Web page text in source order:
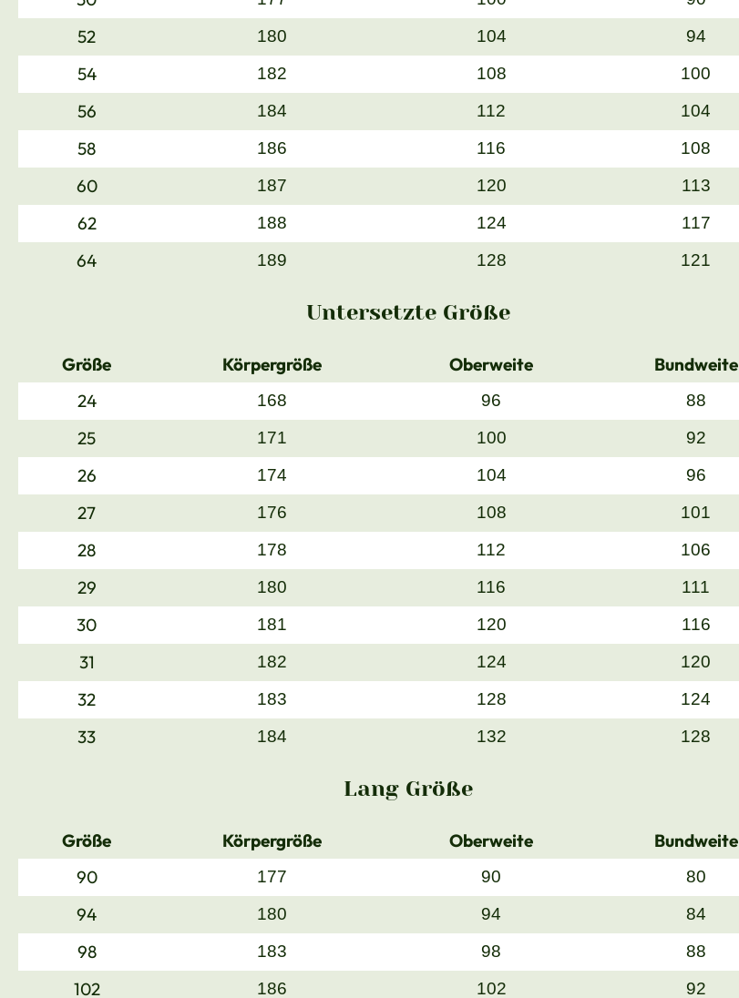
52 180 104 94
54 182 108 100
56 184 112 104
58 186 116 108
60 187 120 113
62 188 124 117
64 189 128 121
Untersetzte Größe
Größe Körpergröße Oberweite
Bundweite
24
168 96 88
25 171 100 92
26 174 104 96
27 176 108 101
28 178 112 106
29 180 116 111
30 181 120 116
31 182 124 120
32 183 128 124
33 184 132 128
Lang Größe
Größe Körpergröße Oberweite
Bundweite
90
177 90 80
94 180 94 84
98 183 98 88
102 186 102 92